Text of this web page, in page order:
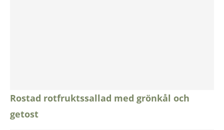
Rostad rotfruktssallad med grönkål och
getost